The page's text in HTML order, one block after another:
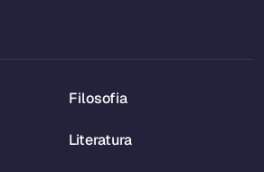
Filosofia
Literatura